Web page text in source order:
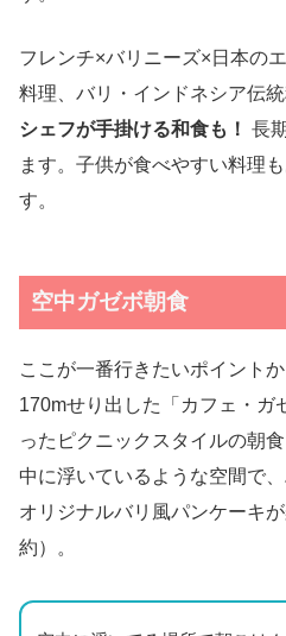
フレンチ×バリニーズ×日本の
料理、バリ・インドネシア伝
シェフが手掛ける和食も！ 長
ます。子供が食べやすい料理
す。
空中ガゼボ朝食
ここが一番行きたいポイント
170mせり出した「カフェ・ガ
ったピクニックスタイルの朝
中に浮いているような空間で
オリジナルバリ風パンケーキ
約）。